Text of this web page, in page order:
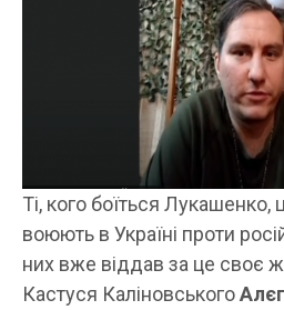
Ті, кого боїться Лукашенко,
воюють в Україні проти
них вже віддав за це своє
Кастуся Каліновського